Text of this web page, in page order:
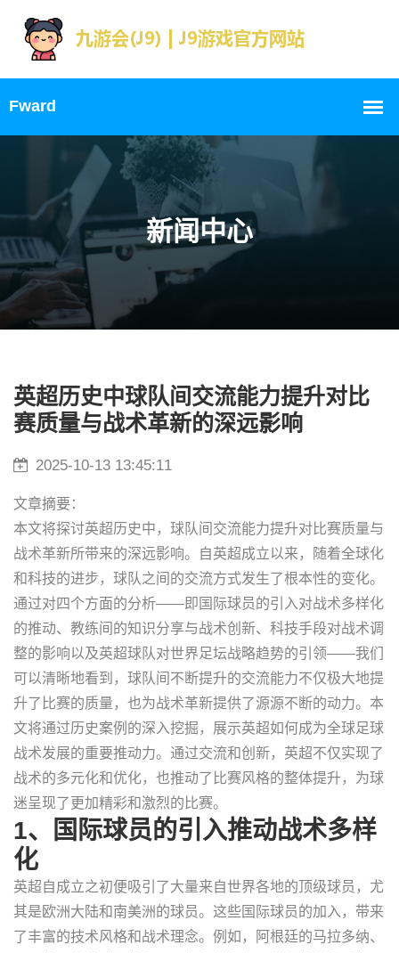
新闻中心
英超历史中球队间交流能力提升对比
赛质量与战术革新的深远影响
2025-10-13 13:45:11
文章摘要：
本文将探讨英超历史中，球队间交流能力提升对比赛质量与
战术革新所带来的深远影响。自英超成立以来，随着全球化
和科技的进步，球队之间的交流方式发生了根本性的变化。
通过对四个方面的分析——即国际球员的引入对战术多样化
的推动、教练间的知识分享与战术创新、科技手段对战术调
整的影响以及英超球队对世界足坛战略趋势的引领——我们
可以清晰地看到，球队间不断提升的交流能力不仅极大地提
升了比赛的质量，也为战术革新提供了源源不断的动力。本
文将通过历史案例的深入挖掘，展示英超如何成为全球足球
战术发展的重要推动力。通过交流和创新，英超不仅实现了
战术的多元化和优化，也推动了比赛风格的整体提升，为球
迷呈现了更加精彩和激烈的比赛。
1、国际球员的引入推动战术多样
化
英超自成立之初便吸引了大量来自世界各地的顶级球员，尤
其是欧洲大陆和南美洲的球员。这些国际球员的加入，带来
了丰富的技术风格和战术理念。例如，阿根廷的马拉多纳、